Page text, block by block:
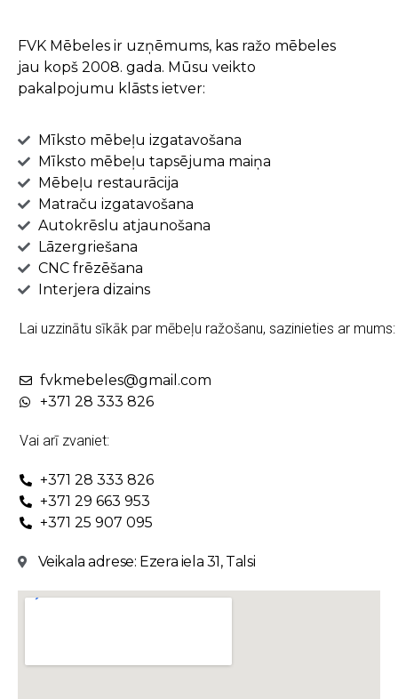
FVK Mēbeles ir uzņēmums, kas ražo mēbeles
jau kopš 2008. gada. Mūsu veikto
pakalpojumu klāsts ietver:
Mīksto mēbeļu izgatavošana
Mīksto mēbeļu tapsējuma maiņa
Mēbeļu restaurācija
Matraču izgatavošana
Autokrēslu atjaunošana
Lāzergriešana
CNC frēzēšana
Interjera dizains
Lai uzzinātu sīkāk par mēbeļu ražošanu, sazinieties ar mums:
fvkmebeles@gmail.com
+371 28 333 826
Vai arī zvaniet:
+371 28 333 826
+371 29 663 953
+371 25 907 095
Veikala adrese: Ezera iela 31, Talsi